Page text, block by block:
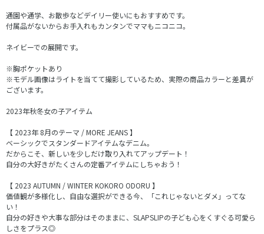
通園や通学、お散歩などデイリー使いにもおすすめです。
付属品がないからお手入れもカンタンでママもニコニコ。
ネイビーでの展開です。
※胸ポケットあり
※モデル画像はライトを当てて撮影しているため、実際の商品カラーと差異が
ございます。
2023年秋冬女の子アイテム
【 2023年 8月のテーマ / MORE JEANS 】
ベーシックでスタンダードアイテムなデニム。
だからこそ、新しいを少しだけ取り入れてアップデート！
自分の大好きがたくさんの定番アイテムにしちゃおう！
【 2023 AUTUMN / WINTER KOKORO ODORU 】
価値観が多様化し、自由な選択ができる今、「これじゃないとダメ」ってな
い！
自分の好きや大事な部分はそのままに、SLAPSLIPの子ども心をくすぐる可愛ら
しさをプラス◎